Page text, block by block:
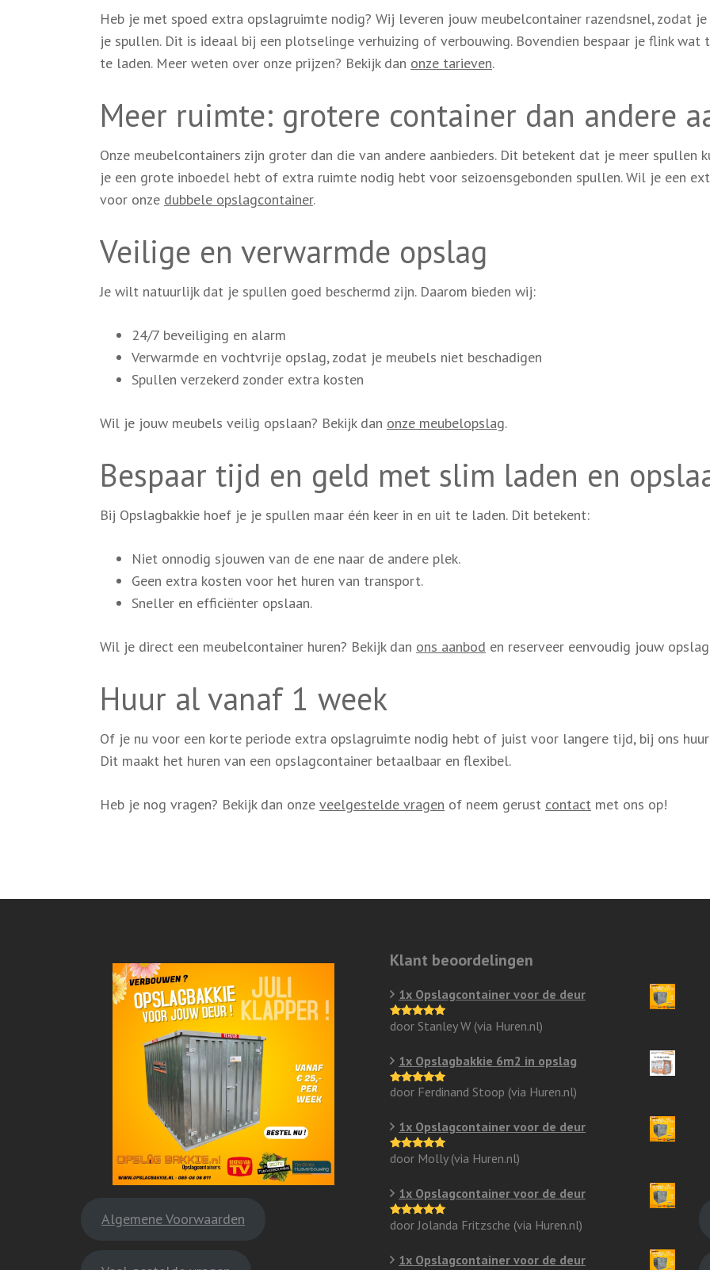
Heb je met spoed extra opslagruimte nodig? Wij leveren jouw meubelcontainer razendsnel, zodat
je spullen. Dit is ideaal bij een plotselinge verhuizing of verbouwing. Bovendien bespaar je flink
te laden. Meer weten over onze prijzen? Bekijk dan onze tarieven.
Meer ruimte: grotere container dan andere
Onze meubelcontainers zijn groter dan die van andere aanbieders. Dit betekent dat je meer spullen
je een grote inboedel hebt of extra ruimte nodig hebt voor seizoensgebonden spullen. Wil je een
voor onze dubbele opslagcontainer.
Veilige en verwarmde opslag
Je wilt natuurlijk dat je spullen goed beschermd zijn. Daarom bieden wij:
24/7 beveiliging en alarm
Verwarmde en vochtvrije opslag, zodat je meubels niet beschadigen
Spullen verzekerd zonder extra kosten
Wil je jouw meubels veilig opslaan? Bekijk dan onze meubelopslag.
Bespaar tijd en geld met slim laden en
Bij Opslagbakkie hoef je je spullen maar één keer in en uit te laden. Dit betekent:
Niet onnodig sjouwen van de ene naar de andere plek.
Geen extra kosten voor het huren van transport.
Sneller en efficiënter opslaan.
Wil je direct een meubelcontainer huren? Bekijk dan ons aanbod en reserveer eenvoudig jouw
Huur al vanaf 1 week
Of je nu voor een korte periode extra opslagruimte nodig hebt of juist voor langere tijd, bij ons
Dit maakt het huren van een opslagcontainer betaalbaar en flexibel.
Heb je nog vragen? Bekijk dan onze veelgestelde vragen of neem gerust contact met ons op!
Algemene Voorwaarden
Klant beoordelingen
1x Opslagcontainer voor de deur
Gewaardeerd
door Stanley W (via Huren.nl)
1x Opslagbakkie 6m2 in opslag
Gewaardeerd
door Ferdinand Stoop (via Huren.nl)
1x Opslagcontainer voor de deur
Gewaardeerd
door Molly (via Huren.nl)
1x Opslagcontainer voor de deur
Gewaardeerd
door Jolanda Fritzsche (via Huren.nl)
1x Opslagcontainer voor de deur